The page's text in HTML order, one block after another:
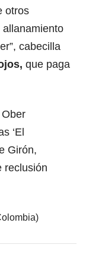
otros
cabecilla
que paga
‘El
Girón,
reclusión